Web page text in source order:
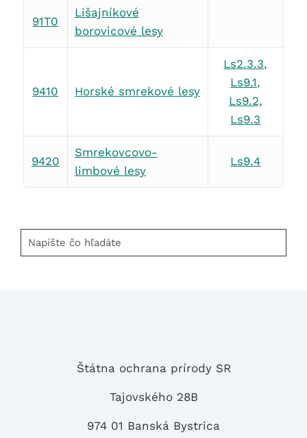
91T0
Lišajníkové
borovicové lesy
9410 Horské smrekové lesy
Ls2.3.3,
Ls9.1,
Ls9.2,
Ls9.3
9420
Smrekovcovo-
limbové lesy
Ls9.4
Napíšte
čo
Štátna ochrana prírody SR
Tajovského 28B
974 01 Banská Bystrica